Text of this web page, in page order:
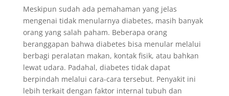
Meskipun sudah ada pemahaman yang jelas
mengenai tidak menularnya diabetes, masih banyak
orang yang salah paham. Beberapa orang
beranggapan bahwa diabetes bisa menular melalui
berbagi peralatan makan, kontak fisik, atau bahkan
lewat udara. Padahal, diabetes tidak dapat
berpindah melalui cara-cara tersebut. Penyakit ini
lebih terkait dengan faktor internal tubuh dan